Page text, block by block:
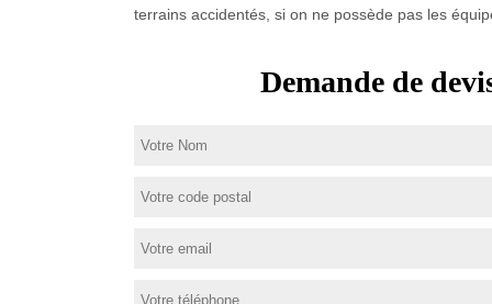
terrains accidentés, si on ne possède pas les
Demande de